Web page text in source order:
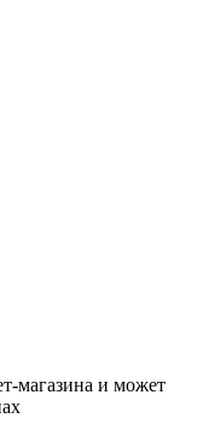
магазина и может